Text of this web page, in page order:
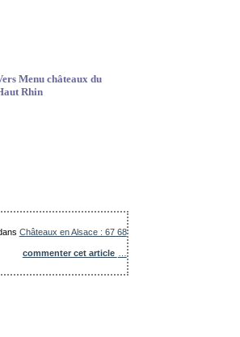
Menu châteaux du
Rhin
Châteaux en Alsace : 67 68
commenter cet article